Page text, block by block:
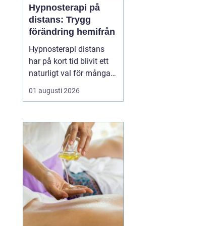
Hypnosterapi på
distans: Trygg
förändring hemifrån
Hypnosterapi distans
har på kort tid blivit ett
naturligt val för många
som vill arbeta med
personlig utveckling
fysisk mottagning.
Genom säkra
videosamtal kan klient
och terapeut mötas
oavsett var i l...
01 augusti 2026